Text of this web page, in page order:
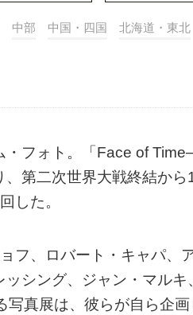
中部 中国・四国 北海道・東北
・フォト。「Face of
第二次世界大戦終結か
した。
フ、ロバート・キャパ、
シング、ジャン・マル
真展は、彼らが自ら企